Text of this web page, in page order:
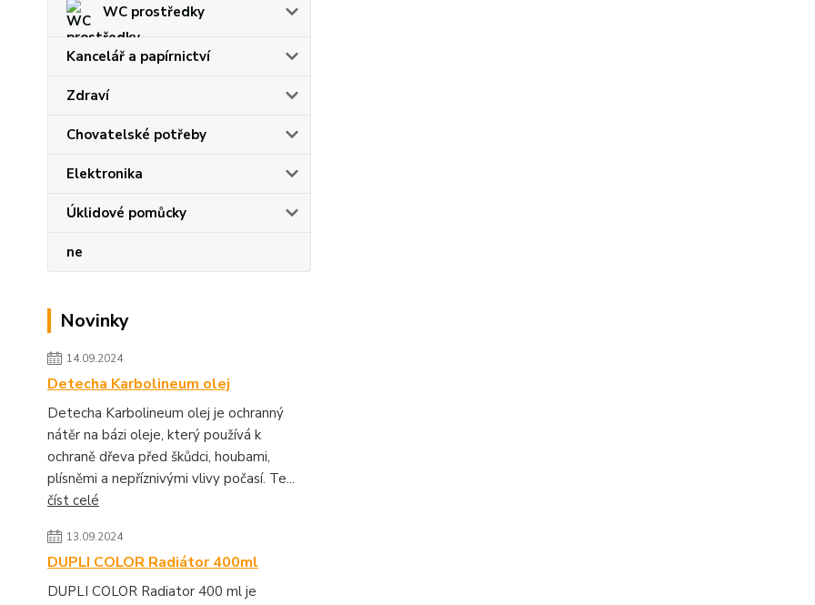
WC prostředky
Kancelář a papírnictví
Zdraví
Chovatelské potřeby
Elektronika
Úklidové pomůcky
ne
Novinky
14.09.2024
Detecha Karbolineum olej
Detecha Karbolineum olej je ochranný
nátěr na bázi oleje, který používá k
ochraně dřeva před škůdci, houbami,
plísněmi a nepříznivými vlivy počasí. Te...
číst celé
13.09.2024
DUPLI COLOR Radiátor 400ml
DUPLI COLOR Radiator 400 ml je